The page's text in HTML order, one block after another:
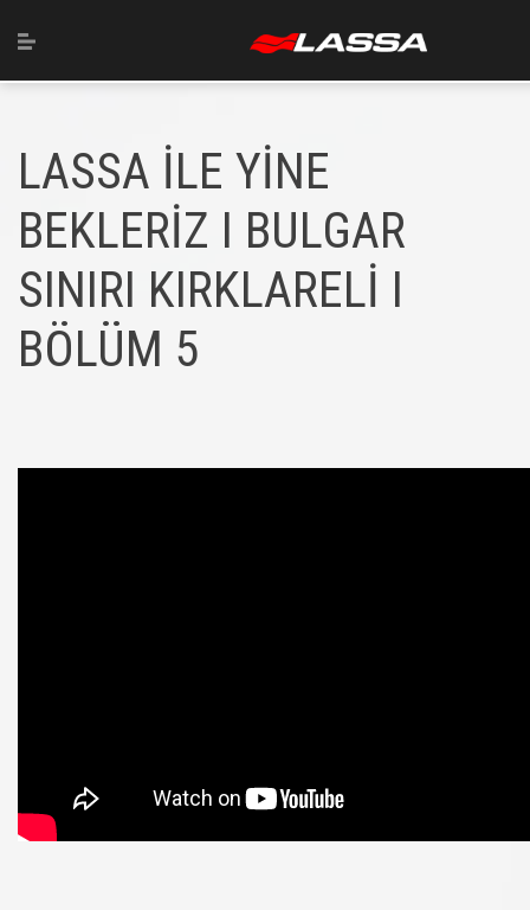
LASSA İLE YİNE
BEKLERİZ I BULGAR
SINIRI KIRKLARELİ I
BÖLÜM 5